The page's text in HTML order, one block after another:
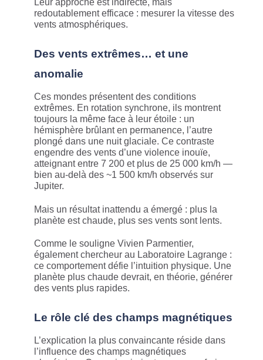
redoutablement efficace : mesurer la vitesse des
vents atmosphériques.
Des vents extrêmes… et une
anomalie
Ces mondes présentent des conditions
extrêmes. En rotation synchrone, ils montrent
toujours la même face à leur étoile : un
hémisphère brûlant en permanence, l’autre
plongé dans une nuit glaciale. Ce contraste
engendre des vents d’une violence inouïe,
atteignant entre 7 200 et plus de 25 000 km/h —
bien au-delà des ~1 500 km/h observés sur
Jupiter.
Mais un résultat inattendu a émergé : plus la
planète est chaude, plus ses vents sont lents.
Comme le souligne Vivien Parmentier,
également chercheur au Laboratoire Lagrange :
ce comportement défie l’intuition physique. Une
planète plus chaude devrait, en théorie, générer
des vents plus rapides.
Le rôle clé des champs magnétiques
L’explication la plus convaincante réside dans
l’influence des champs magnétiques